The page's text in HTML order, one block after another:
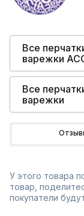
Все
варежки
Все
варежки
У этого товара
товар,
покупатели